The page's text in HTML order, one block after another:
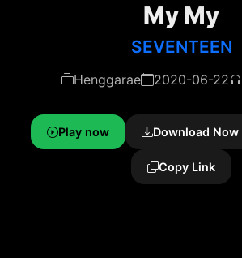
My My
SEVENTEEN
Henggarae 2020-06-22
Play now Download Now
Copy Link